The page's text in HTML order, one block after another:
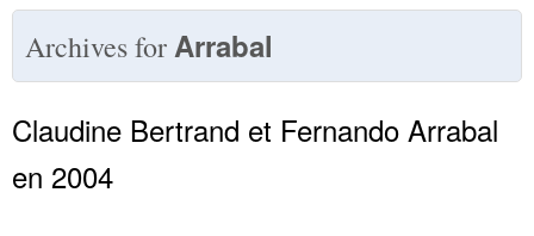
Archives for Arrabal
Claudine Bertrand et Fernando Arrabal
en 2004